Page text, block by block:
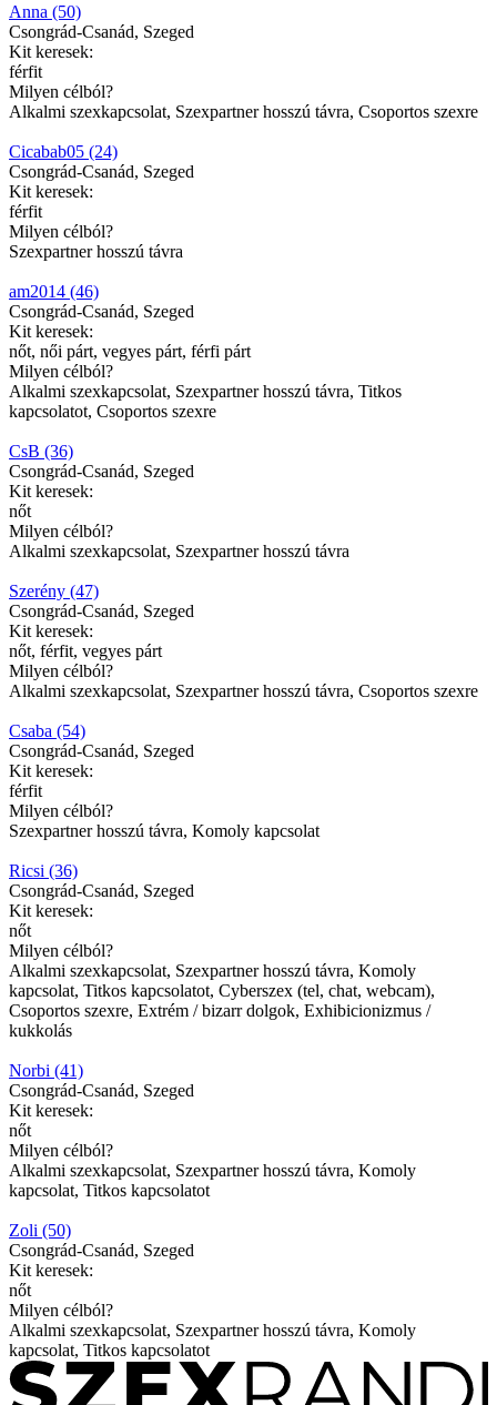
Anna (50)
Csongrád-Csanád, Szeged
Kit keresek:
férfit
Milyen célból?
Alkalmi szexkapcsolat, Szexpartner hosszú távra, Csoportos szexre
Cicabab05 (24)
Csongrád-Csanád, Szeged
Kit keresek:
férfit
Milyen célból?
Szexpartner hosszú távra
am2014 (46)
Csongrád-Csanád, Szeged
Kit keresek:
nőt, női párt, vegyes párt, férfi párt
Milyen célból?
Alkalmi szexkapcsolat, Szexpartner hosszú távra, Titkos
kapcsolatot, Csoportos szexre
CsB (36)
Csongrád-Csanád, Szeged
Kit keresek:
nőt
Milyen célból?
Alkalmi szexkapcsolat, Szexpartner hosszú távra
Szerény (47)
Csongrád-Csanád, Szeged
Kit keresek:
nőt, férfit, vegyes párt
Milyen célból?
Alkalmi szexkapcsolat, Szexpartner hosszú távra, Csoportos szexre
Csaba (54)
Csongrád-Csanád, Szeged
Kit keresek:
férfit
Milyen célból?
Szexpartner hosszú távra, Komoly kapcsolat
Ricsi (36)
Csongrád-Csanád, Szeged
Kit keresek:
nőt
Milyen célból?
Alkalmi szexkapcsolat, Szexpartner hosszú távra, Komoly
kapcsolat, Titkos kapcsolatot, Cyberszex (tel, chat, webcam),
Csoportos szexre, Extrém / bizarr dolgok, Exhibicionizmus /
kukkolás
Norbi (41)
Csongrád-Csanád, Szeged
Kit keresek:
nőt
Milyen célból?
Alkalmi szexkapcsolat, Szexpartner hosszú távra, Komoly
kapcsolat, Titkos kapcsolatot
Zoli (50)
Csongrád-Csanád, Szeged
Kit keresek:
nőt
Milyen célból?
Alkalmi szexkapcsolat, Szexpartner hosszú távra, Komoly
kapcsolat, Titkos kapcsolatot